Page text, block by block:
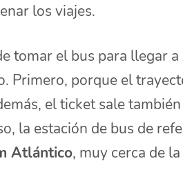
los viajes.
tomar el bus para llegar
Primero, porque el
el ticket sale
la estación de bus de
Atlántico, muy cerca de